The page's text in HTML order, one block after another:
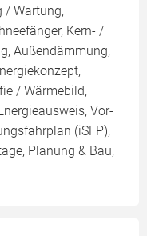
/ Wartung,
Kern- /
Außendämmung,
/ Wärmebild,
Vor-
(iSFP),
Planung & Bau,